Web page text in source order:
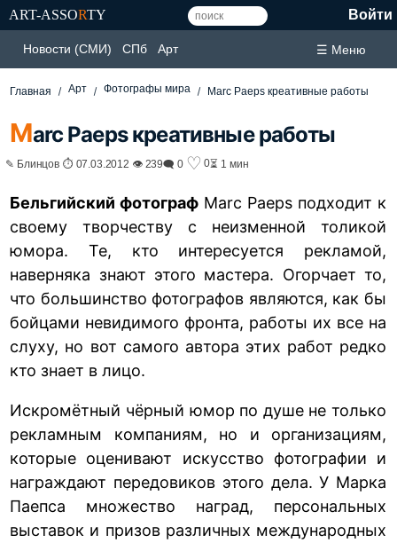
ART-ASSORTY Войти
Новости (СМИ) СПб Арт ☰ Меню
Главная Арт Фотографы мира Marc Paeps креативные работы
Marc Paeps креативные работы
✎ Блинцов ⏱ 07.03.2012 👁 239🗨 0 ♡ 0⏳ 1 мин
Бельгийский фотограф Marc Paeps подходит к
своему творчеству с неизменной толикой
юмора. Те, кто интересуется рекламой,
наверняка знают этого мастера. Огорчает то,
что большинство фотографов являются, как бы
бойцами невидимого фронта, работы их все на
слуху, но вот самого автора этих работ редко
кто знает в лицо.
Искромётный чёрный юмор по душе не только
рекламным компаниям, но и организациям,
которые оценивают искусство фотографии и
награждают передовиков этого дела. У Марка
Паепса множество наград, персональных
выставок и призов различных международных